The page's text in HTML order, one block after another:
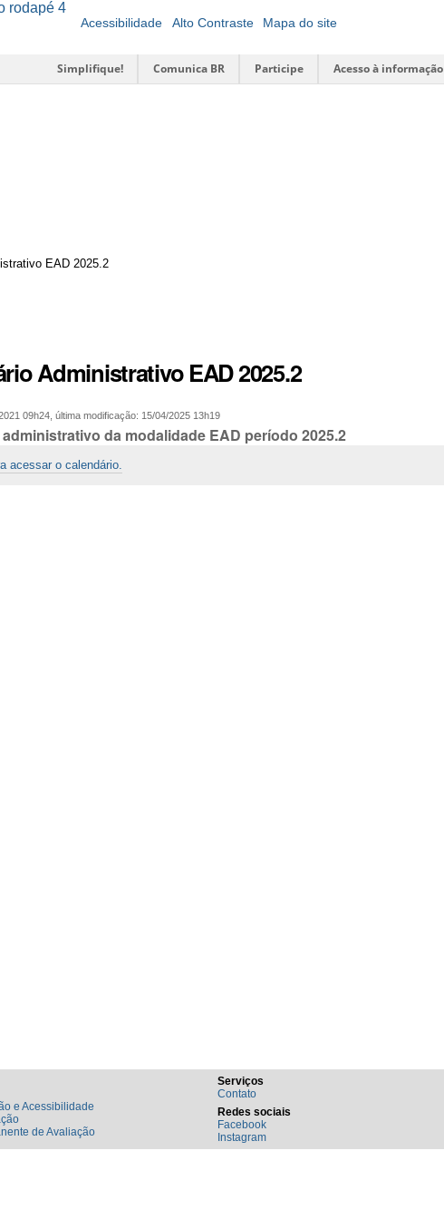
rodapé 4
Acessibilidade Alto Contraste Mapa do site
Simplifique! Comunica BR Participe Acesso à informação
EAD 2025.2
Administrativo EAD 2025.2
09h24 ,última modificação: 15/04/2025 13h19
da modalidade EAD período 2025.2
acessar o calendário.
e Acessibilidade
de Avaliação
Serviços
Contato
Redes sociais
Facebook
Instagram